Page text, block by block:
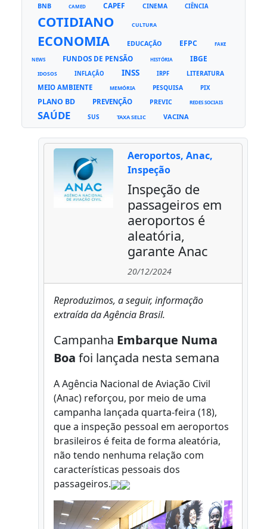
BNB CAMED CAPEF CINEMA CIÊNCIA
COTIDIANO CULTURA
ECONOMIA EDUCAÇÃO EFPC FAKE
NEWS FUNDOS DE PENSÃO HISTÓRIA IBGE
IDOSOS INFLAÇÃO INSS IRPF LITERATURA
MEIO AMBIENTE MEMÓRIA PESQUISA PIX
PLANO BD PREVENÇÃO PREVIC REDES SOCIAIS
SAÚDE SUS TAXA SELIC VACINA
Aeroportos, Anac,
Inspeção
Inspeção de
passageiros em
aeroportos é
aleatória,
garante Anac
20/12/2024
Reproduzimos, a seguir, informação
extraída da Agência Brasil.
Campanha Embarque Numa
Boa foi lançada nesta semana
A Agência Nacional de Aviação Civil
(Anac) reforçou, por meio de uma
campanha lançada quarta-feira (18),
que a inspeção pessoal em aeroportos
brasileiros é feita de forma aleatória,
não tendo nenhuma relação com
características pessoais dos
passageiros.